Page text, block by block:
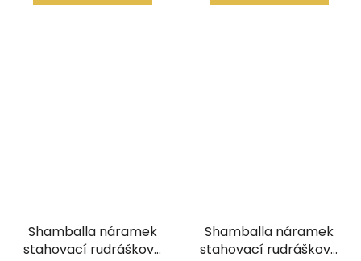
Shamballa náramek
stahovací rudráškový
Shamballa náramek
stahovací rudráškový